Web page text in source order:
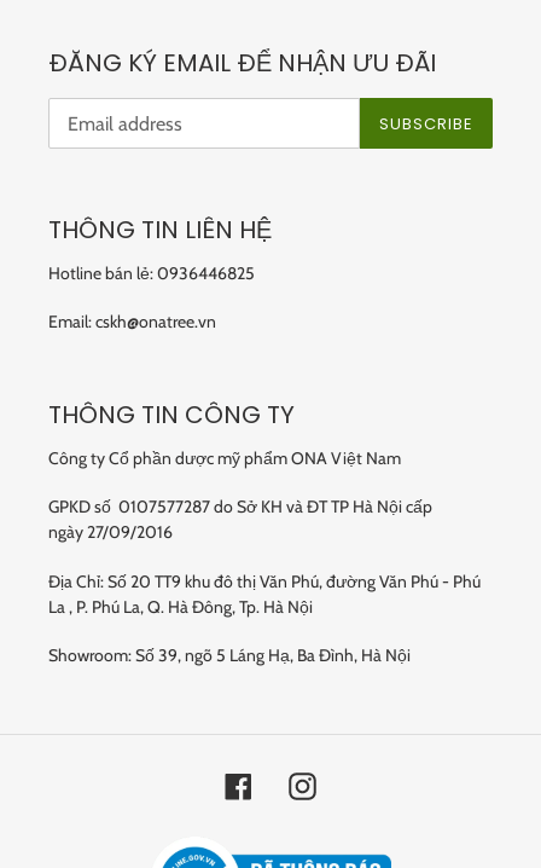
ĐĂNG KÝ EMAIL ĐỂ NHẬN ƯU ĐÃI
SUBSCRIBE
THÔNG TIN LIÊN HỆ
Hotline bán lẻ: 0936446825
Email: cskh@onatree.vn
THÔNG TIN CÔNG TY
Công ty Cổ phần dược mỹ phẩm ONA Việt Nam
GPKD số 0107577287 do Sở KH và ĐT TP Hà Nội cấp
ngày 27/09/2016
Địa Chỉ: Số 20 TT9 khu đô thị Văn Phú, đường Văn Phú - Phú
La , P. Phú La, Q. Hà Đông, Tp. Hà Nội
Showroom: Số 39, ngõ 5 Láng Hạ, Ba Đình, Hà Nội
FacebookInstagram